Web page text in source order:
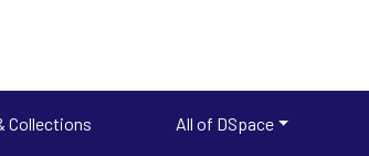
Collections All of DSpace